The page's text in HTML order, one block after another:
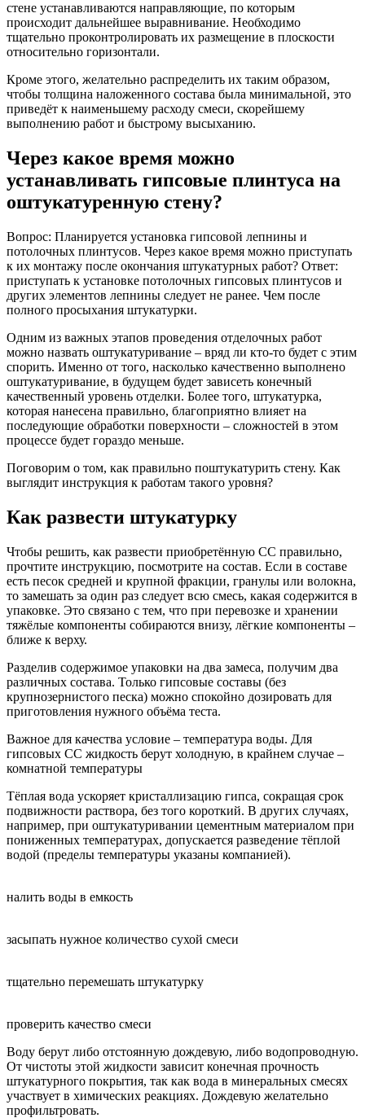
стене устанавливаются направляющие, по которым
происходит дальнейшее выравнивание. Необходимо
тщательно проконтролировать их размещение в плоскости
относительно горизонтали.
Кроме этого, желательно распределить их таким образом,
чтобы толщина наложенного состава была минимальной, это
приведёт к наименьшему расходу смеси, скорейшему
выполнению работ и быстрому высыханию.
Через какое время можно
устанавливать гипсовые плинтуса на
оштукатуренную стену?
Вопрос: Планируется установка гипсовой лепнины и
потолочных плинтусов. Через какое время можно приступать
к их монтажу после окончания штукатурных работ? Ответ:
приступать к установке потолочных гипсовых плинтусов и
других элементов лепнины следует не ранее. Чем после
полного просыхания штукатурки.
Одним из важных этапов проведения отделочных работ
можно назвать оштукатуривание – вряд ли кто-то будет с этим
спорить. Именно от того, насколько качественно выполнено
оштукатуривание, в будущем будет зависеть конечный
качественный уровень отделки. Более того, штукатурка,
которая нанесена правильно, благоприятно влияет на
последующие обработки поверхности – сложностей в этом
процессе будет гораздо меньше.
Поговорим о том, как правильно поштукатурить стену. Как
выглядит инструкция к работам такого уровня?
Как развести штукатурку
Чтобы решить, как развести приобретённую СС правильно,
прочтите инструкцию, посмотрите на состав. Если в составе
есть песок средней и крупной фракции, гранулы или волокна,
то замешать за один раз следует всю смесь, какая содержится в
упаковке. Это связано с тем, что при перевозке и хранении
тяжёлые компоненты собираются внизу, лёгкие компоненты –
ближе к верху.
Разделив содержимое упаковки на два замеса, получим два
различных состава. Только гипсовые составы (без
крупнозернистого песка) можно спокойно дозировать для
приготовления нужного объёма теста.
Важное для качества условие – температура воды. Для
гипсовых СС жидкость берут холодную, в крайнем случае –
комнатной температуры
Тёплая вода ускоряет кристаллизацию гипса, сокращая срок
подвижности раствора, без того короткий. В других случаях,
например, при оштукатуривании цементным материалом при
пониженных температурах, допускается разведение тёплой
водой (пределы температуры указаны компанией).
налить воды в емкость
засыпать нужное количество сухой смеси
тщательно перемешать штукатурку
проверить качество смеси
Воду берут либо отстоянную дождевую, либо водопроводную.
От чистоты этой жидкости зависит конечная прочность
штукатурного покрытия, так как вода в минеральных смесях
участвует в химических реакциях. Дождевую желательно
профильтровать.